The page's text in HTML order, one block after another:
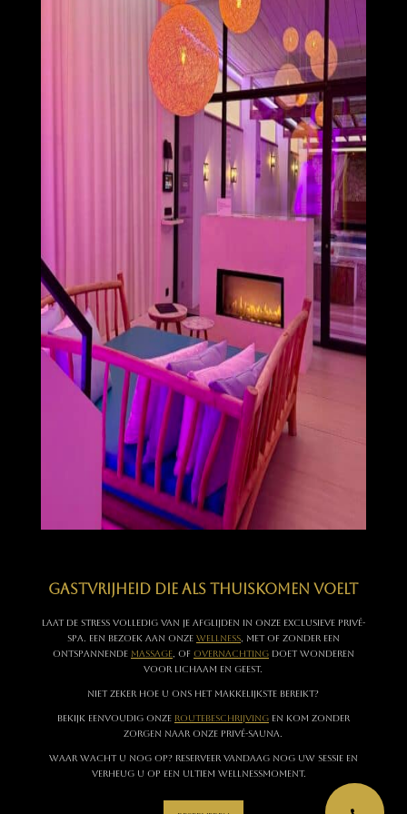
Gastvrijheid die als thuiskomen voelt
Laat de stress volledig van je afglijden in onze exclusieve privé-
spa. Een bezoek aan onze wellness, met of zonder een
ontspannende massage, of overnachtingdoet wonderen
voor lichaam en geest.
Niet zeker hoe u ons het makkelijkste bereikt?
Bekijk eenvoudig onze routebeschrijvingen kom zonder
zorgen naar onze privé-sauna.
Waar wacht u nog op? Reserveer vandaag nog uw sessie en
verheug u op een ultiem wellnessmoment.